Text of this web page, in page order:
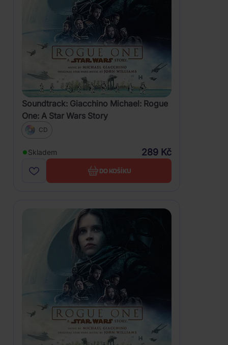
Soundtrack: Giacchino Michael: Rogue
One: A Star Wars Story
CD
Skladem 289 Kč
DO KOŠÍKU